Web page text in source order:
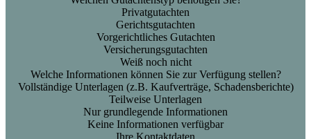
Privatgutachten
Gerichtsgutachten
Vorgerichtliches Gutachten
Versicherungsgutachten
Weiß noch nicht
Welche Informationen können Sie zur Verfügung stellen?
Vollständige Unterlagen (z.B. Kaufverträge, Schadensberichte)
Teilweise Unterlagen
Nur grundlegende Informationen
Keine Informationen verfügbar
Ihre Kontaktdaten